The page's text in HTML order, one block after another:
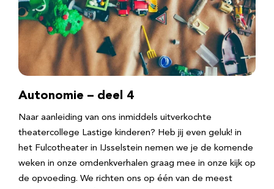
Autonomie – deel 4
Naar aanleiding van ons inmiddels uitverkochte
theatercollege Lastige kinderen? Heb jij even geluk! in
het Fulcotheater in IJsselstein nemen we je de komende
weken in onze omdenkverhalen graag mee in onze kijk op
de opvoeding. We richten ons op één van de meest